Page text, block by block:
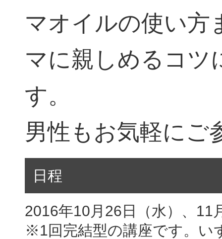
マオイルの使い方
マに親しめるコツ
す。
男性もお気軽にご
日程
2016年10月26日（水）、11
※1回完結型の講座です。い